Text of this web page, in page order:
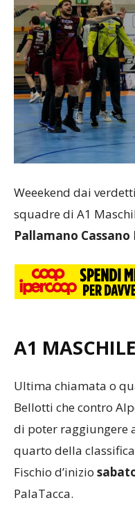
Weeekend dai
squadre di A1
Pallamano
A1 MASCHILE
Ultima chiamata o
Bellotti che contro
di poter raggiungere
quarto della
Fischio d’inizio
PalaTacca.